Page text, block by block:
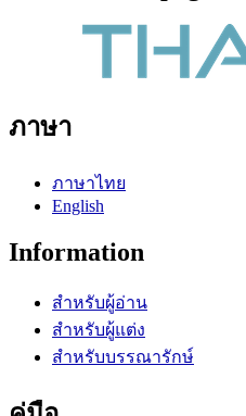
ภาษา
ภาษาไทย
English
Information
สำหรับผู้อ่าน
สำหรับผู้แต่ง
สำหรับบรรณารักษ์